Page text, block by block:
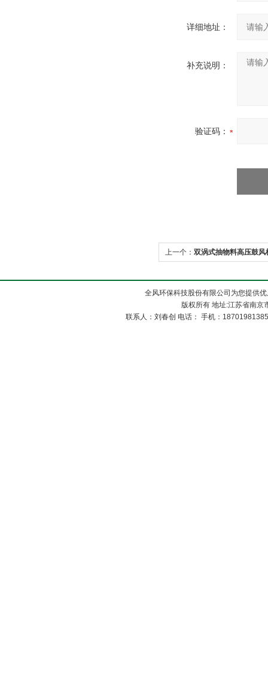
详细地址：
补充说明：
验证码：
上一个： 双涡式抽物料高压鼓风
全风环保科技股份有限公司为您提供
版权所有 地址:江苏省南
联系人：刘春创 电话： 手机：